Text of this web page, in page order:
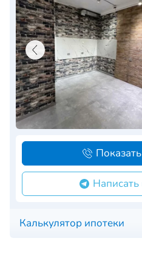
Калькулятор ипотеки
Написать